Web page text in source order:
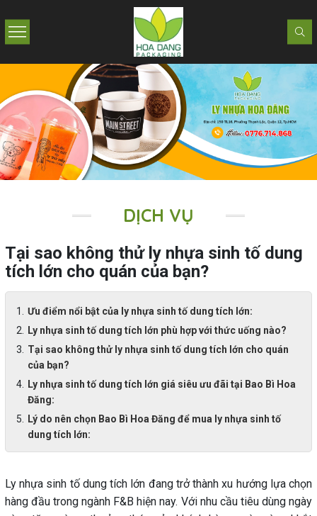
DỊCH VỤ
Tại sao không thử ly nhựa sinh tố dung
tích lớn cho quán của bạn?
Ưu điểm nổi bật của ly nhựa sinh tố dung tích lớn:
Ly nhựa sinh tố dung tích lớn phù hợp với thức uống nào?
Tại sao không thử ly nhựa sinh tố dung tích lớn cho quán
của bạn?
Ly nhựa sinh tố dung tích lớn giá siêu ưu đãi tại Bao Bì Hoa
Đăng:
Lý do nên chọn Bao Bì Hoa Đăng để mua ly nhựa sinh tố
dung tích lớn:
Ly nhựa sinh tố dung tích lớn đang trở thành xu hướng lựa chọn
hàng đầu trong ngành F&B hiện nay. Với nhu cầu tiêu dùng ngày